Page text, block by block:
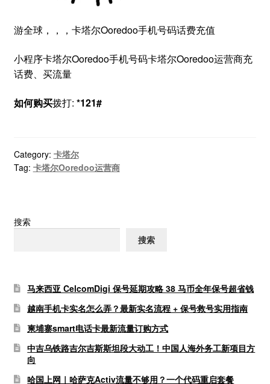
游全球，，，卡塔尔Ooredoo手机号码话费充值
小程序卡塔尔Ooredoo手机号码卡塔尔Ooredoo运营商充
话费、买流量
如何购买拨打: *121#
Category: 卡塔尔
Tag: 卡塔尔Ooredoo运营商
搜索
搜索
马来西亚 CelcomDigi 保号延期攻略 38 马币全年保号超省钱
越南手机卡实名怎么弄？最新实名流程 + 保号救号实用指南
柬埔寨smart电话卡最新流量订购方式
中吉乌铁路吉尔吉斯斯坦段大动工！中国人海外务工新项目方
向
哈国上网｜哈萨克Activ流量不够用？一个代码重启套餐